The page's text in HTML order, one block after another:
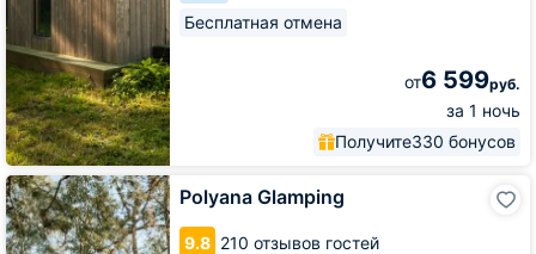
Бесплатная отмена
от6 599руб.
за 1 ночь
Получите330 бонусов
Polyana Glamping
9.8 210 отзывов гостей
Polyana
Glamping